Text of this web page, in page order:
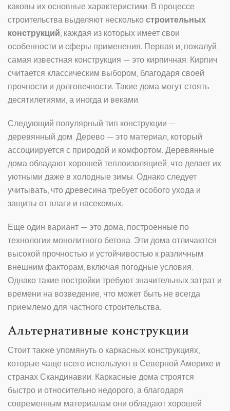
каковы их основные характеристики. В процессе
строительства выделяют несколько строительных
конструкций, каждая из которых имеет свои
особенности и сферы применения. Первая и, пожалуй,
самая известная конструкция — это кирпичная. Кирпич
считается классическим выбором, благодаря своей
прочности и долговечности. Такие дома могут стоять
десятилетиями, а иногда и веками.
Следующий популярный тип конструкции —
деревянный дом. Дерево — это материал, который
ассоциируется с природой и комфортом. Деревянные
дома обладают хорошей теплоизоляцией, что делает их
уютными даже в холодные зимы. Однако следует
учитывать, что древесина требует особого ухода и
защиты от влаги и насекомых.
Еще один вариант — это дома, построенные по
технологии монолитного бетона. Эти дома отличаются
высокой прочностью и устойчивостью к различным
внешним факторам, включая погодные условия.
Однако такие постройки требуют значительных затрат и
времени на возведение, что может быть не всегда
приемлемо для частного строительства.
Альтернативные конструкции
Стоит также упомянуть о каркасных конструкциях,
которые чаще всего используют в Северной Америке и
странах Скандинавии. Каркасные дома строятся
быстро и относительно недорого, а благодаря
современным материалам они обладают хорошей